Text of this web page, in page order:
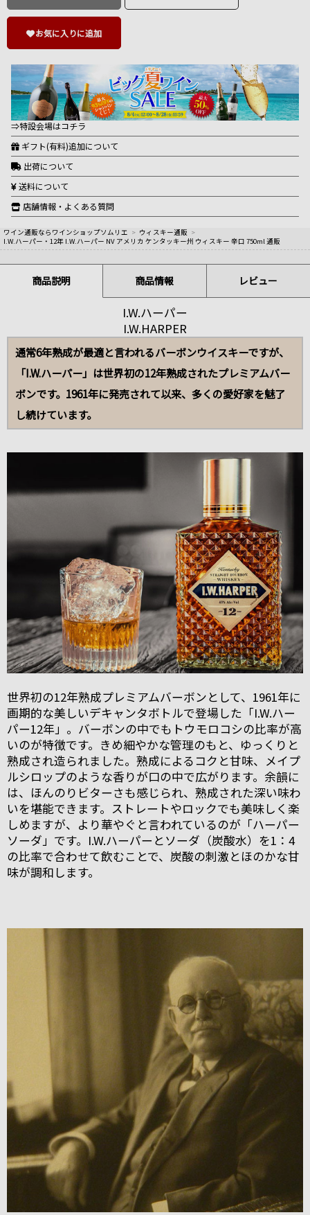
お気に入りに追加
⇒特設会場はコチラ
ギフト(有料)追加について
出荷について
送料について
店舗情報・よくある質問
ワイン通販ならワインショップソムリエ > ウィスキー通販 >
I.W.ハーパー・12年 I.W.ハーパー NV アメリカ ケンタッキー州 ウィスキー 辛口 750ml 通販
商品説明 商品情報 レビュー
I.W.ハーパー
I.W.HARPER
通常6年熟成が最適と言われるバーボンウイスキーですが、
「I.W.ハーパー」は世界初の12年熟成されたプレミアムバー
ボンです。1961年に発売されて以来、多くの愛好家を魅了
し続けています。
世界初の12年熟成プレミアムバーボンとして、1961年に
画期的な美しいデキャンタボトルで登場した「I.W.ハー
パー12年」。バーボンの中でもトウモロコシの比率が高
いのが特徴です。きめ細やかな管理のもと、ゆっくりと
熟成され造られました。熟成によるコクと甘味、メイプ
ルシロップのような香りが口の中で広がります。余韻に
は、ほんのりビターさも感じられ、熟成された深い味わ
いを堪能できます。ストレートやロックでも美味しく楽
しめますが、より華やぐと言われているのが「ハーパー
ソーダ」です。I.W.ハーパーとソーダ（炭酸水）を1：4
の比率で合わせて飲むことで、炭酸の刺激とほのかな甘
味が調和します。